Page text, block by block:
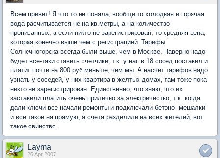
Всем привет! Я что то не поняла, вообще то холодная и горячая
вода расчитывается не на кв.метры, а на количество
прописанных, а если никто не зарегистрирован, то средняя цена,
которая конечно выше чем с регистрацией. Тарифы
Солнечногорска всегда были выше, чем в Москве. Наверно надо
будет все-таки ставить счетчики, т.к. у нас в 18 сосед поставил и
платит почти на 800 руб меньше, чем мы. А насчет тарифов надо
узнать у соседей, у них квартира в желтых домах, там тоже пока
никто не зарегистрирован. Единственно, что знаю, что их
заставили платить очень прилично за электричество, т.к. когда
дали ключи все начали ремонты и подключали бетоно- мешалки
и все такое на прямую, а счета разделили на всех жителей, вот
такое свинство.
Layma
26 Apr 2007